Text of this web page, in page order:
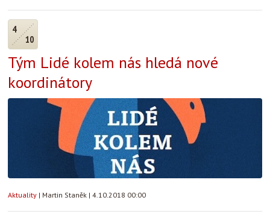
4
10
Tým Lidé kolem nás hledá nové
koordinátory
Aktuality | Martin Staněk | 4.10.2018 00:00